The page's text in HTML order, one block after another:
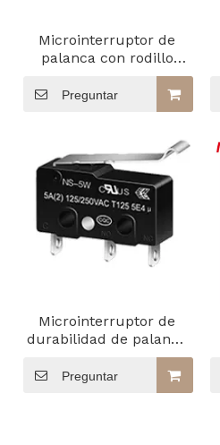
Microinterruptor de
palanca con rodillo
simulado con tres
resortes divididos y
espacio de contacto de
Preguntar
Microinterruptor de
durabilidad de palanca
de rodillo simulado
básico subminiatura
Preguntar